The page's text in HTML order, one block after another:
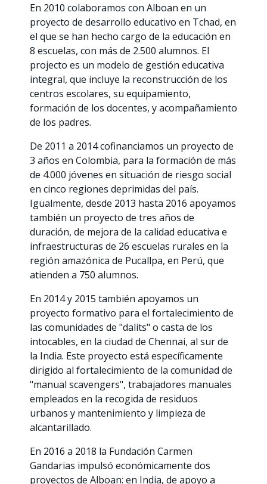
En 2010 colaboramos con Alboan en un
proyecto de desarrollo educativo en Tchad, en
el que se han hecho cargo de la educación en
8 escuelas, con más de 2.500 alumnos. El
projecto es un modelo de gestión educativa
integral, que incluye la reconstrucción de los
centros escolares, su equipamiento,
formación de los docentes, y acompañamiento
de los padres.
De 2011 a 2014 cofinanciamos un proyecto de
3 años en Colombia, para la formación de más
de 4.000 jóvenes en situación de riesgo social
en cinco regiones deprimidas del país.
Igualmente, desde 2013 hasta 2016 apoyamos
también un proyecto de tres años de
duración, de mejora de la calidad educativa e
infraestructuras de 26 escuelas rurales en la
región amazónica de Pucallpa, en Perú, que
atienden a 750 alumnos.
En 2014 y 2015 también apoyamos un
proyecto formativo para el fortalecimiento de
las comunidades de "dalits" o casta de los
intocables, en la ciudad de Chennai, al sur de
la India. Este proyecto está específicamente
dirigido al fortalecimiento de la comunidad de
"manual scavengers", trabajadores manuales
empleados en la recogida de residuos
urbanos y mantenimiento y limpieza de
alcantarillado.
En 2016 a 2018 la Fundación Carmen
Gandarias impulsó económicamente dos
proyectos de Alboan: en India, de apoyo a